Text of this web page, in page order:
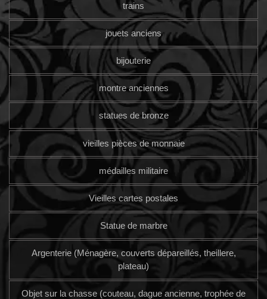
trains
jouets anciens
bijouterie
montre anciennes
statues de bronze
vieilles pièces de monnaie
médailles militaire
Vieilles cartes postales
Statue de marbre
Argenterie (Ménagère, couverts dépareillés, theillere,
plateau)
Objet sur la chasse (couteau, dague ancienne, trophée de